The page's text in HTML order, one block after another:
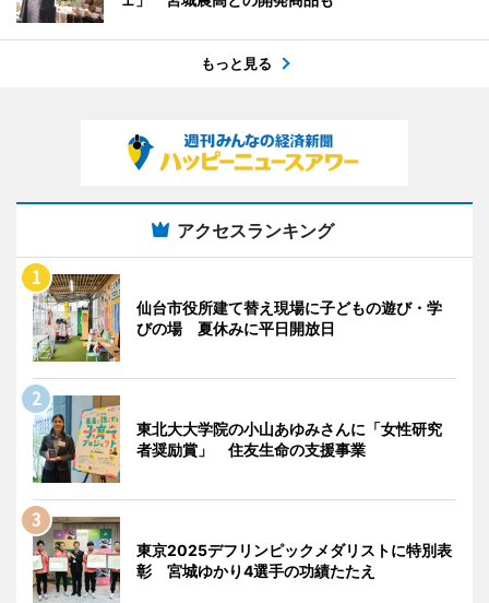
もっと見る
アクセスランキング
仙台市役所建て替え現場に子どもの遊び・学
びの場 夏休みに平日開放日
東北大大学院の小山あゆみさんに「女性研究
者奨励賞」 住友生命の支援事業
東京2025デフリンピックメダリストに特別表
彰 宮城ゆかり4選手の功績たたえ